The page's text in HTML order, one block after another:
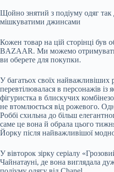
Щойно знятий з подіуму одяг так
мішкуватими джинсами
Кожен товар на цій сторінці був
BAZAAR. Ми можемо
ви оберете для покупки.
У багатьох своїх найважливіших
перевтілювалася в персонажів із
фігуристка в блискучих
не втомлюється від рожевого.
Роббі схильна до більш
саме це вона й обрала цього
Йорку після найважливішої
У вівторок зірку серіалу
Чайнатауні, де вона виглядала